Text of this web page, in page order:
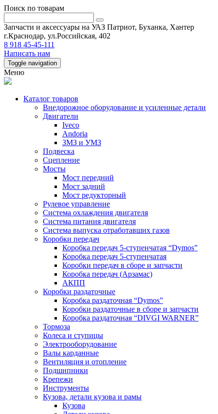
Поиск по товарам
Запчасти и аксессуары на УАЗ Патриот, Буханка, Хантер
г.Краснодар, ул.Российская, 402
8 918 45-45-111
Написать нам
Toggle navigation
Меню
Каталог товаров
Внедорожное оборудование и усиленные детали
Двигатели
Iveco
Andoria
ЗМЗ и УМЗ
Подвеска
Сцепление
Мосты
Мост передний
Мост задний
Мост редукторный
Рулевое управление
Система охлаждения двигателя
Система питания двигателя
Система выпуска отработавших газов
Коробки передач
Коробка передач 5-ступенчатая “Dymos”
Коробка передач 5-ступенчатая
Коробки передач в сборе и запчасти
Коробка передач (Арзамас)
АКПП
Коробки раздаточные
Коробка раздаточная “Dymos”
Коробки раздаточные в сборе и запчасти
Коробка раздаточная “DIVGI WARNER”
Тормоза
Колеса и ступицы
Электрооборудование
Валы карданные
Вентиляция и отопление
Подшипники
Крепежи
Инструменты
Кузова, детали кузова и рамы
Кузова